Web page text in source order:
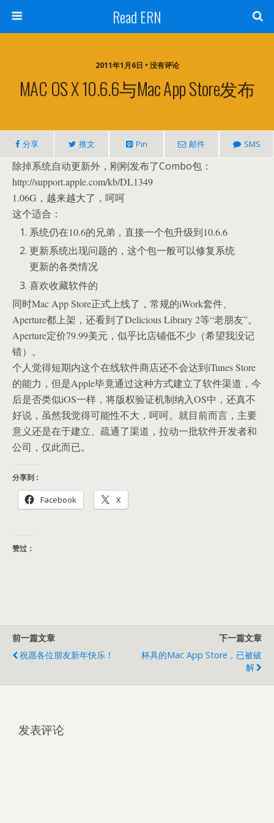
Read ERN
2011年1月6日 • 没有评论
MAC OS X 10.6.6与Mac App Store发布
分享 推文 Pin 邮件 SMS
除掉系统自动更新外，刚刚发布了Combo包：
http://support.apple.com/kb/DL1349
1.06G，越来越大了，呵呵
这个适合：
系统仍在10.6的兄弟，直接一个包升级到10.6.6
更新系统出现问题的，这个包一般可以修复系统
更新的各类情况
喜欢收藏软件的
同时Mac App Store正式上线了，常规的iWork套件、
Aperture都上架，还看到了Delicious Library 2等“老朋友”。
Aperture定价79.99美元，似乎比店铺低不少（希望我没记
错）。
个人觉得短期内这个在线软件商店还不会达到iTunes Store
的能力，但是Apple毕竟通过这种方式建立了软件渠道，今
后是否类似iOS一样，将版权验证机制纳入OS中，还真不
好说，虽然我觉得可能性不大，呵呵。就目前而言，主要
意义还是在于建立、疏通了渠道，拉动一批软件开发者和
公司，仅此而已。
分享到：
Facebook X
赞过：
前一篇文章
祝愿各位朋友新年快乐！
下一篇文章
杯具的Mac App Store，已被破
解
发表评论